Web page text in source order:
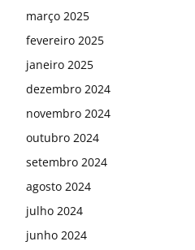
março 2025
fevereiro 2025
janeiro 2025
dezembro 2024
novembro 2024
outubro 2024
setembro 2024
agosto 2024
julho 2024
junho 2024